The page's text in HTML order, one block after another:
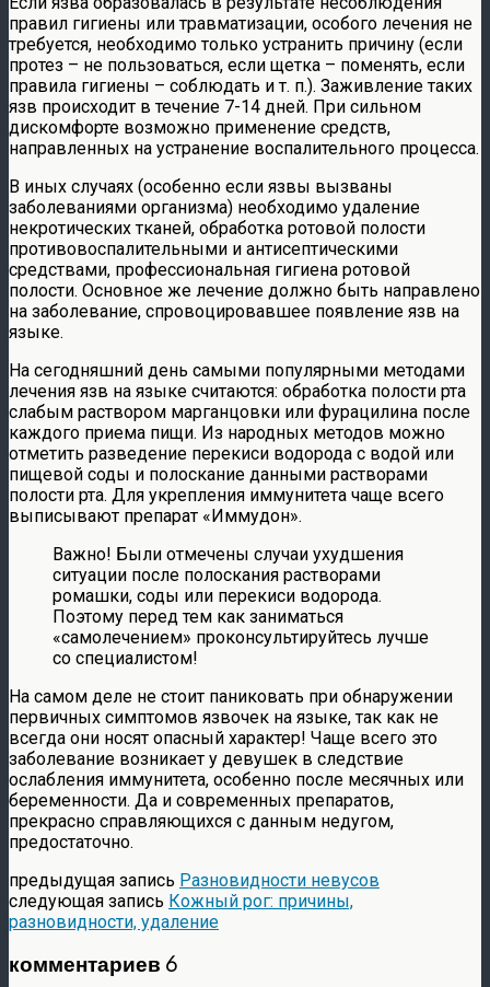
правил гигиены или травматизации, особого лечения не
требуется, необходимо только устранить причину (если
протез – не пользоваться, если щетка – поменять, если
правила гигиены – соблюдать и т. п.). Заживление таких
язв происходит в течение 7-14 дней. При сильном
дискомфорте возможно применение средств,
направленных на устранение воспалительного процесса.
В иных случаях (особенно если язвы вызваны
заболеваниями организма) необходимо удаление
некротических тканей, обработка ротовой полости
противовоспалительными и антисептическими
средствами, профессиональная гигиена ротовой
полости. Основное же лечение должно быть направлено
на заболевание, спровоцировавшее появление язв на
языке.
На сегодняшний день самыми популярными методами
лечения язв на языке считаются: обработка полости рта
слабым раствором марганцовки или фурацилина после
каждого приема пищи. Из народных методов можно
отметить разведение перекиси водорода с водой или
пищевой соды и полоскание данными растворами
полости рта. Для укрепления иммунитета чаще всего
выписывают препарат «Иммудон».
Важно! Были отмечены случаи ухудшения
ситуации после полоскания растворами
ромашки, соды или перекиси водорода.
Поэтому перед тем как заниматься
«самолечением» проконсультируйтесь лучше
со специалистом!
На самом деле не стоит паниковать при обнаружении
первичных симптомов язвочек на языке, так как не
всегда они носят опасный характер! Чаще всего это
заболевание возникает у девушек в следствие
ослабления иммунитета, особенно после месячных или
беременности. Да и современных препаратов,
прекрасно справляющихся с данным недугом,
предостаточно.
предыдущая запись Разновидности невусов
следующая запись Кожный рог: причины,
разновидности, удаление
комментариев 6